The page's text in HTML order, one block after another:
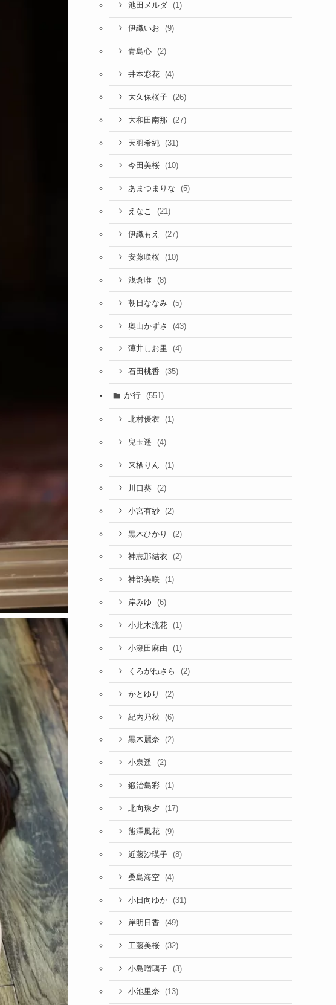
池田メルダ (1)
伊織いお (9)
青島心 (2)
井本彩花 (4)
大久保桜子 (26)
大和田南那 (27)
天羽希純 (31)
今田美桜 (10)
あまつまりな (5)
えなこ (21)
伊織もえ (27)
安藤咲桜 (10)
浅倉唯 (8)
朝日ななみ (5)
奥山かずさ (43)
薄井しお里 (4)
石田桃香 (35)
か行 (551)
北村優衣 (1)
兒玉遥 (4)
来栖りん (1)
川口葵 (2)
小宮有紗 (2)
黒木ひかり (2)
神志那結衣 (2)
神部美咲 (1)
岸みゆ (6)
小此木流花 (1)
小瀬田麻由 (1)
くろがねさら (2)
かとゆり (2)
紀内乃秋 (6)
黒木麗奈 (2)
小泉遥 (2)
鍛治島彩 (1)
北向珠夕 (17)
熊澤風花 (9)
近藤沙瑛子 (8)
桑島海空 (4)
小日向ゆか (31)
岸明日香 (49)
工藤美桜 (32)
小島瑠璃子 (3)
小池里奈 (13)